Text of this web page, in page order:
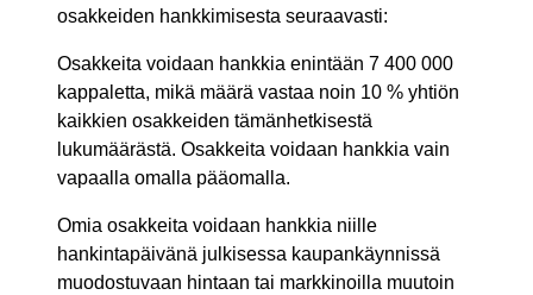
osakkeiden hankkimisesta seuraavasti:
Osakkeita voidaan hankkia enintään 7 400 000
kappaletta, mikä määrä vastaa noin 10 % yhtiön
kaikkien osakkeiden tämänhetkisestä
lukumäärästä. Osakkeita voidaan hankkia vain
vapaalla omalla pääomalla.
Omia osakkeita voidaan hankkia niille
hankintapäivänä julkisessa kaupankäynnissä
muodostuvaan hintaan tai markkinoilla muutoin